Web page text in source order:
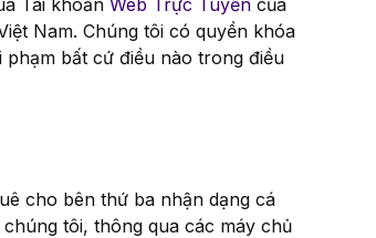
Tài khoản Web Trực Tuyến của
Nam. Chúng tôi có quyền khóa
bất cứ điều nào trong điều
cho bên thứ ba nhận dạng cá
tôi, thông qua các máy chủ